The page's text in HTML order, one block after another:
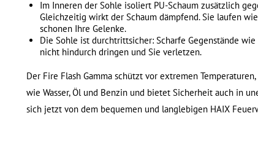
Im Inneren der Sohle isoliert PU-Schaum zusätzlich
Gleichzeitig wirkt der Schaum dämpfend. Sie laufen
schonen Ihre Gelenke.
Die Sohle ist durchtrittsicher: Scharfe Gegenstände
nicht hindurch dringen und Sie verletzen.
Der Fire Flash Gamma schützt vor extremen
wie Wasser, Öl und Benzin und bietet Sicherheit auch in
sich jetzt von dem bequemen und langlebigen HAIX